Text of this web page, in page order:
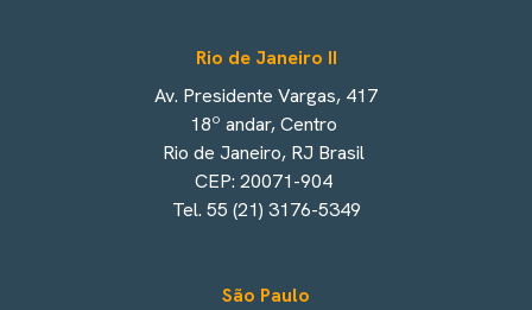
Rio de Janeiro II
Av. Presidente Vargas, 417
18º andar, Centro
Rio de Janeiro, RJ Brasil
CEP: 20071-904
Tel. 55 (21) 3176-5349
São Paulo